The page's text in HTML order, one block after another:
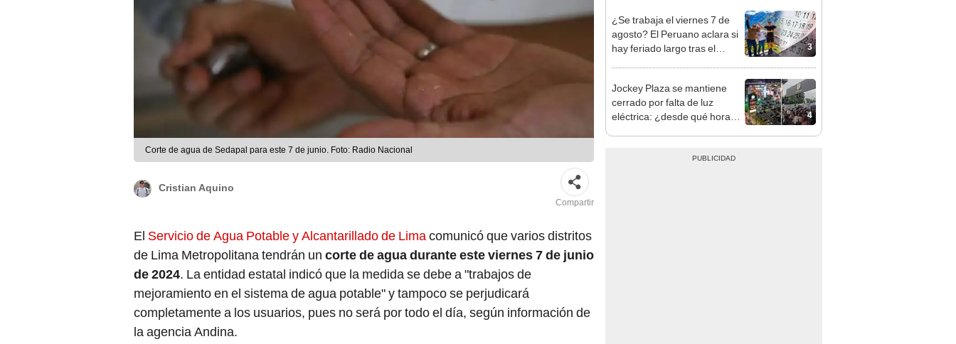
Corte de agua de Sedapal para este 7 de junio. Foto: Radio Nacional
Cristian Aquino
Compartir
El Servicio de Agua Potable y Alcantarillado de Limacomunicó que varios distritos
de Lima Metropolitana tendrán un corte de agua durante este viernes 7 de junio
de 2024. La entidad estatal indicó que la medida se debe a "trabajos de
mejoramiento en el sistema de agua potable" y tampoco se perjudicará
completamente a los usuarios, pues no será por todo el día, según información de
la agencia Andina.
3
¿Se trabaja el viernes 7 de
agosto? El Peruano aclara si
hay feriado largo tras el
4
Jockey Plaza se mantiene
cerrado por falta de luz
eléctrica: ¿desde qué hora